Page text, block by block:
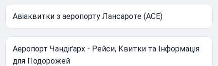
Авіаквитки з аеропорту Лансароте (ACE)
Аеропорт Чандіґарх - Рейси, Квитки та Інформація
для Подорожей